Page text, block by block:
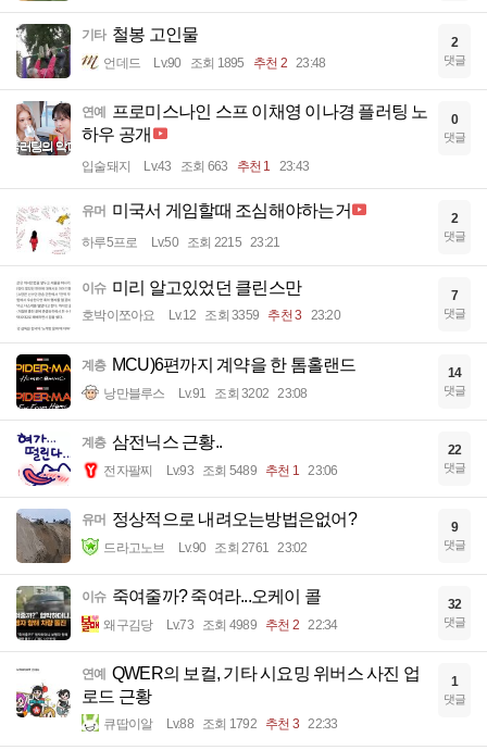
기타 철봉 고인물
언데드 Lv.90 조회 1895 추천 2 23:48
2
댓글
연예
프로미스나인 스프 이채영 이나경 플러팅 노
하우 공개
입술돼지 Lv.43 조회 663 추천 1 23:43
0
댓글
유머 미국서 게임할때 조심해야하는거
하루5프로 Lv.50 조회 2215 23:21
2
댓글
이슈 미리 알고있었던 클린스만
호박이쪼아요 Lv.12 조회 3359 추천 3 23:20
7
댓글
계층 MCU)6편까지 계약을 한 톰홀랜드
낭만블루스 Lv.91 조회 3202 23:08
14
댓글
계층 삼전닉스 근황..
전자팔찌 Lv.93 조회 5489 추천 1 23:06
22
댓글
유머 정상적으로 내려오는방법은없어?
드라고노브 Lv.90 조회 2761 23:02
9
댓글
이슈 죽여줄까? 죽여라...오케이 콜
왜구김당 Lv.73 조회 4989 추천 2 22:34
32
댓글
연예
QWER의 보컬, 기타 시요밍 위버스 사진 업
로드 근황
큐땁이알 Lv.88 조회 1792 추천 3 22:33
1
댓글